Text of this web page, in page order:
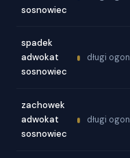
sosnowiec
spadek
adwokat
sosnowiec
długi ogon
zachowek
adwokat
sosnowiec
długi ogon